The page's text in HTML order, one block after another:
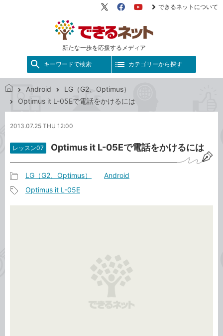
新たな一歩を応援するメディア
X（旧
FacebookYouTube
できるネットについて
キーワードで検索 カテゴリーから探す
で
ネ
ト
Android
LG（G2、Optimus）
Optimus it L-05Eで電話をかけるには
2013.07.25 THU 12:00
レッスン07 Optimus it L-05Eで電話をかけるには
事
カ
LG（G2、Optimus） Android
Optimus it L-05E